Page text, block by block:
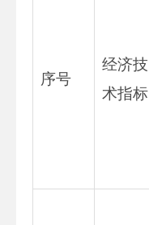
序号
经济技
术指标